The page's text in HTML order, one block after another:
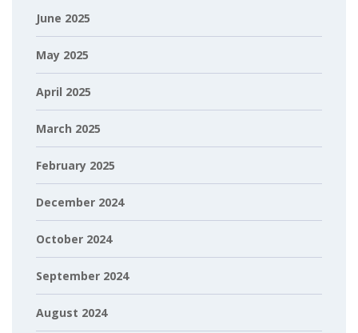
June 2025
May 2025
April 2025
March 2025
February 2025
December 2024
October 2024
September 2024
August 2024